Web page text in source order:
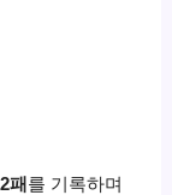
패 를 기록하며